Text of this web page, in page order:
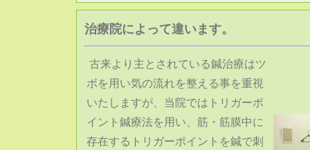
治療院によって違います。
古来より主とされている鍼治療はツ
ボを用い気の流れを整える事を重視
いたしますが、当院ではトリガーポ
イント鍼療法を用い、筋・筋膜中に
存在するトリガーポイントを鍼で刺